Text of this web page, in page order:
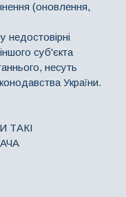
(оновлення,
недостовірні
суб'єкта
несуть
України.
ТАКІ